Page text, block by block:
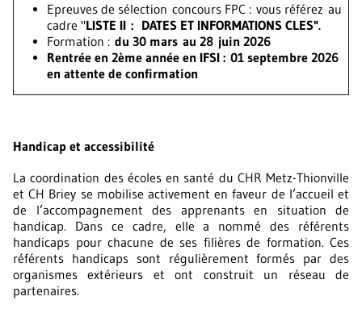
Epreuves de sélection concours FPC : vous référez au
cadre "LISTE II : DATES ET INFORMATIONS CLES".
Formation : du 30 mars au 28 juin 2026
Rentrée en 2ème année en IFSI : 01 septembre 2026
en attente de confirmation
Handicap et accessibilité
La coordination des écoles en santé du CHR Metz-Thionville
et CH Briey se mobilise activement en faveur de l’accueil et
de l’accompagnement des apprenants en situation de
handicap. Dans ce cadre, elle a nommé des référents
handicaps pour chacune de ses filières de formation. Ces
référents handicaps sont régulièrement formés par des
organismes extérieurs et ont construit un réseau de
partenaires.